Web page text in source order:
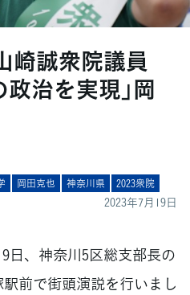
崎誠衆院議員
政治を実現」岡
岡田克也 神奈川県 2023衆院
2023年7月19日
日、神奈川5区総支部長の
前で街頭演説を行いまし